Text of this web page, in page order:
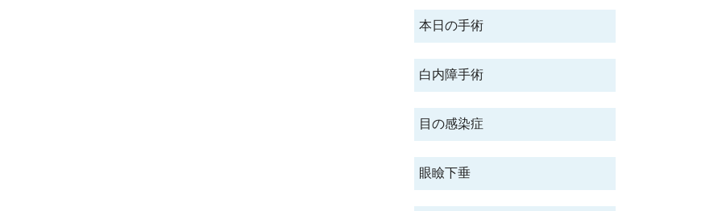
本日の手術
白内障手術
目の感染症
眼瞼下垂